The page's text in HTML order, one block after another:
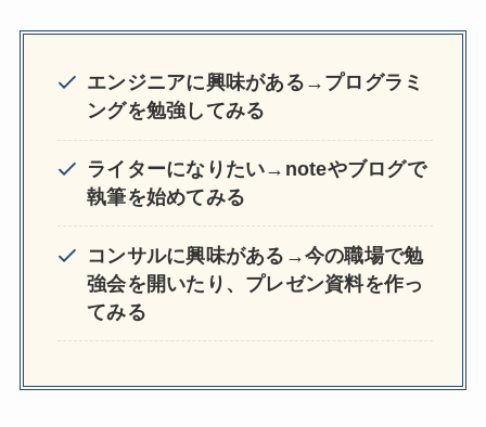
エンジニアに興味がある→プログラミ
ングを勉強してみる
ライターになりたい→noteやブログで
執筆を始めてみる
コンサルに興味がある→今の職場で勉
強会を開いたり、プレゼン資料を作っ
てみる